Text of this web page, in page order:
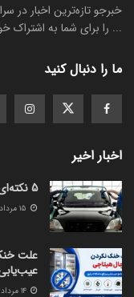
خبرجو تازه‌ترین اخبار در
... را برای شما به اشتراک
ما را دنبال کنید
اخبار اخیر
5 نکته‌ای که قبل از نصب شیشه جلو خودرو باید بدانید
علت